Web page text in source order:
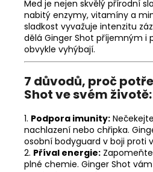
Med je nejen skvělý přírodní
nabitý enzymy, vitamíny a
sladkost vyvažuje intenzitu
dělá Ginger Shot příjemným i
obvykle vyhýbají.
7 důvodů, proč
Shot ve svém životě:
1. Podpora imunity:
nachlazení nebo chřipka.
osobní bodyguard v boji proti
2. Příval energie:
plné chemie. Ginger Shot